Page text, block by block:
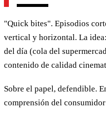
"Quick bites". Episodios
vertical y horizontal. La
del día (cola del
contenido de calidad
Sobre el papel, defendible.
comprensión del